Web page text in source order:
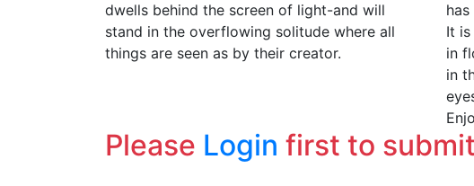
dwells behind the screen of light-and will
stand in the overflowing solitude where all
things are seen as by their creator.
It
in
in
Please Login first to